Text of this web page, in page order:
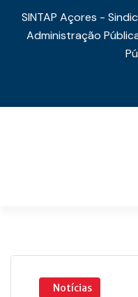
SINTAP Açores -
Administração
Notícias